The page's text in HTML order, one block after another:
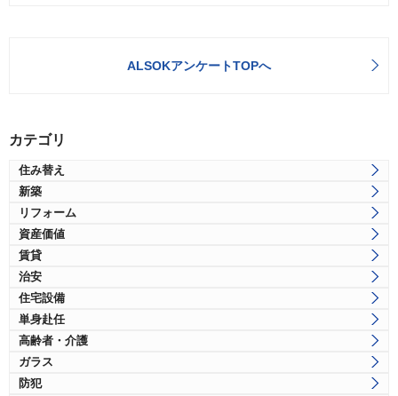
ALSOKアンケートTOPへ
カテゴリ
住み替え
新築
リフォーム
資産価値
賃貸
治安
住宅設備
単身赴任
高齢者・介護
ガラス
防犯